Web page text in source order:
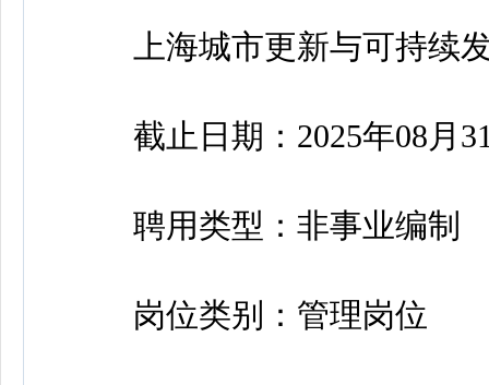
上海城市更新与可持续发
截止日期：2025年08月
聘用类型：非事业编制
岗位类别：管理岗位